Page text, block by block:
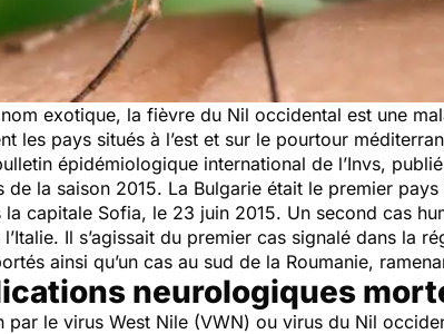
exotique, la fièvre du Nil occidental est une
les pays situés à l’est et sur le pourtour
épidémiologique international de l’Invs,
de la saison 2015. La Bulgarie était le premier
la capitale Sofia, le 23 juin 2015. Un second cas
Il s’agissait du premier cas signalé dans la
ainsi qu’un cas au sud de la Roumanie,
neurologiques
par le virus West Nile (VWN) ou virus du Nil